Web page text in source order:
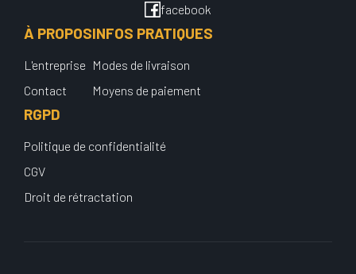
facebook
À PROPOS
L'entreprise
Contact
INFOS PRATIQUES
Modes de livraison
Moyens de paiement
RGPD
Politique de confidentialité
CGV
Droit de rétractation